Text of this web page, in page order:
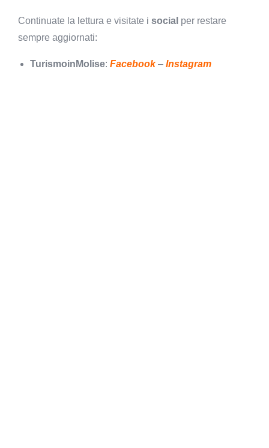
Continuate la lettura e visitate i social per restare
sempre aggiornati:
TurismoinMolise: Facebook – Instagram